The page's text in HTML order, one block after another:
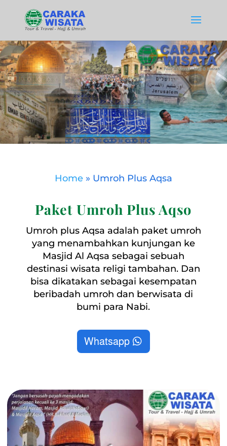
Home» Umroh Plus Aqsa
Paket Umroh Plus Aqso
Umroh plus Aqsa adalah paket umroh
yang menambahkan kunjungan ke
Masjid Al Aqsa sebagai sebuah
destinasi wisata religi tambahan. Dan
bisa dikatakan sebagai kesempatan
beribadah umroh dan berwisata di
bumi para Nabi.
Whatsapp